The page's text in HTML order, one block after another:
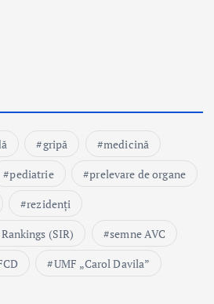
gripă
medicină
pediatrie
prelevare de organe
rezidenți
(SIR)
semne AVC
UMF „Carol Davila”